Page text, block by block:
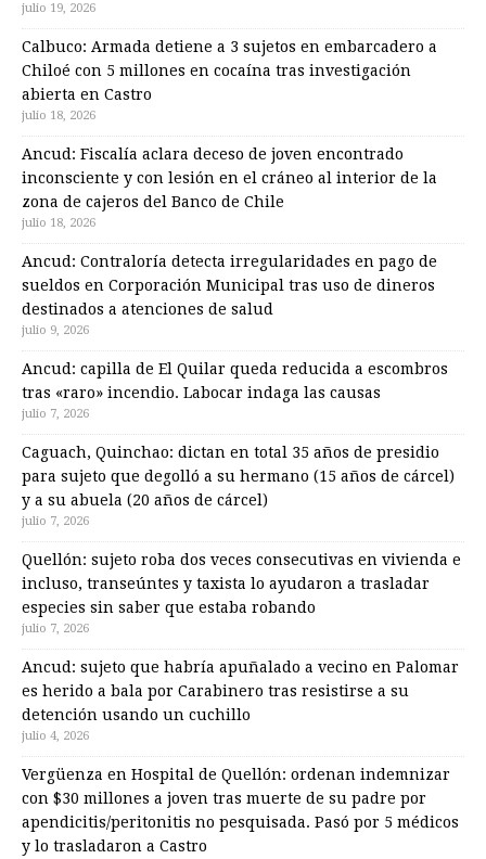
julio 19, 2026
Calbuco: Armada detiene a 3 sujetos en embarcadero a
Chiloé con 5 millones en cocaína tras investigación
abierta en Castro
julio 18, 2026
Ancud: Fiscalía aclara deceso de joven encontrado
inconsciente y con lesión en el cráneo al interior de la
zona de cajeros del Banco de Chile
julio 18, 2026
Ancud: Contraloría detecta irregularidades en pago de
sueldos en Corporación Municipal tras uso de dineros
destinados a atenciones de salud
julio 9, 2026
Ancud: capilla de El Quilar queda reducida a escombros
tras «raro» incendio. Labocar indaga las causas
julio 7, 2026
Caguach, Quinchao: dictan en total 35 años de presidio
para sujeto que degolló a su hermano (15 años de cárcel)
y a su abuela (20 años de cárcel)
julio 7, 2026
Quellón: sujeto roba dos veces consecutivas en vivienda e
incluso, transeúntes y taxista lo ayudaron a trasladar
especies sin saber que estaba robando
julio 7, 2026
Ancud: sujeto que habría apuñalado a vecino en Palomar
es herido a bala por Carabinero tras resistirse a su
detención usando un cuchillo
julio 4, 2026
Vergüenza en Hospital de Quellón: ordenan indemnizar
con $30 millones a joven tras muerte de su padre por
apendicitis/peritonitis no pesquisada. Pasó por 5 médicos
y lo trasladaron a Castro